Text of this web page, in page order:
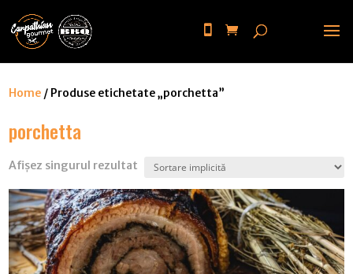
Home / Produse etichetate „porchetta”
porchetta
Afișez singurul rezultat